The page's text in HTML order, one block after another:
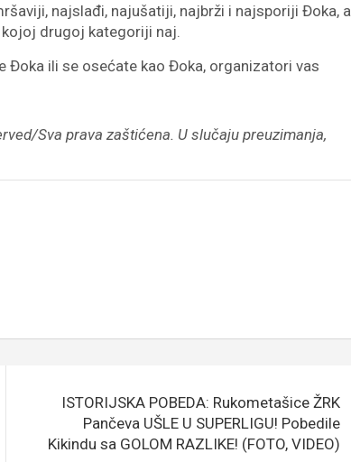
najslađi, najušatiji, najbrži i najsporiji Đoka, a
drugoj kategoriji naj.
Đoka ili se osećate kao Đoka, organizatori vas
Sva prava zaštićena. U slučaju preuzimanja,
ISTORIJSKA POBEDA: Rukometašice ŽRK
Pančeva UŠLE U SUPERLIGU! Pobedile
Kikindu sa GOLOM RAZLIKE! (FOTO, VIDEO)